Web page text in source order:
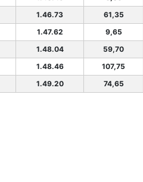
1.46.73 61,35
1.47.62 9,65
1.48.04 59,70
1.48.46 107,75
1.49.20 74,65